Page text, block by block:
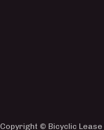
Copyright © Bicyclic